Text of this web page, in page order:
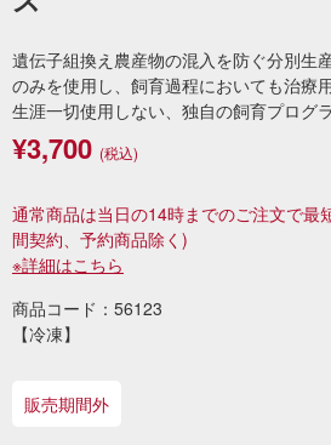
遺伝子組換え農産物の混入を防ぐ分別生
のみを使用し、飼育過程においても治療
生涯一切使用しない、独自の飼育プログ
¥3,700 (税込)
通常商品は当日の14時までのご注文で最
間契約、予約商品除く)
※詳細はこちら
商品コード：56123
【冷凍】
販売期間外